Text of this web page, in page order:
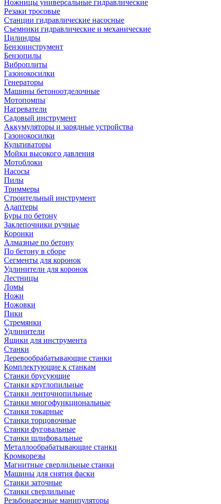
Ножницы универсальные гидравлические
Резаки тросовые
Станции гидравлические насосные
Съемники гидравлические и механические
Цилиндры
Бензоинструмент
Бензопилы
Виброплиты
Газонокосилки
Генераторы
Машины бетоноотделочные
Мотопомпы
Нагреватели
Садовый инструмент
Аккумуляторы и зарядные устройства
Газонокосилки
Культиваторы
Мойки высокого давления
Мотоблоки
Насосы
Пилы
Триммеры
Строительный инструмент
Адаптеры
Буры по бетону
Заклепочники ручные
Коронки
Алмазные по бетону
По бетону в сборе
Сегменты для коронок
Удлинители для коронок
Лестницы
Ломы
Ножи
Ножовки
Пики
Стремянки
Удлинители
Ящики для инструмента
Станки
Деревообрабатывающие станки
Комплектующие к станкам
Станки брусующие
Станки круглопильные
Станки ленточнопильные
Станки многофункциональные
Станки токарные
Станки торцовочные
Станки фуговальные
Станки шлифовальные
Металлообрабатывающие станки
Кромкорезы
Магнитные сверлильные станки
Машины для снятия фаски
Станки заточные
Станки сверлильные
Резьбонарезные манипуляторы